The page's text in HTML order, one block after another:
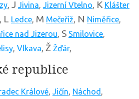
, J Jivina, Jizerní Vtelno, K Klášter
, L Ledce, M Mečeříž, N Niměřice,
nad Jizerou, S Smilovice,
, Vlkava, Ž Žďár,
republice
Králové, Jičín, Náchod ,